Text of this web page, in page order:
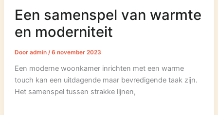
Een samenspel van warmte
en moderniteit
Door admin /6 november 2023
Een moderne woonkamer inrichten met een warme
touch kan een uitdagende maar bevredigende taak zijn.
Het samenspel tussen strakke lijnen,